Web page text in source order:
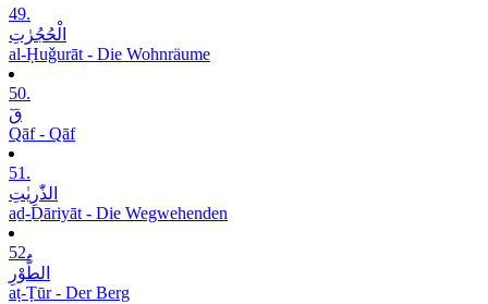
49.
الْحُجُرٰتِ
al-Ḥuǧurāt - Die Wohnräume
50.
قٓ
Qāf - Qāf
51.
الذّٰرِیٰتِ
aḏ-Ḏāriyāt - Die Wegwehenden
52.
الطُّوْرِ
aṭ-Ṭūr - Der Berg